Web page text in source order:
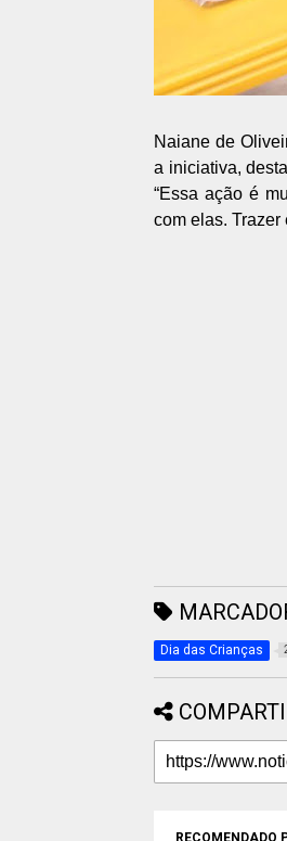
Naiane de
a iniciativa,
“Essa ação é
com elas. Trazer
Dia das Crianças
RECOMENDADO